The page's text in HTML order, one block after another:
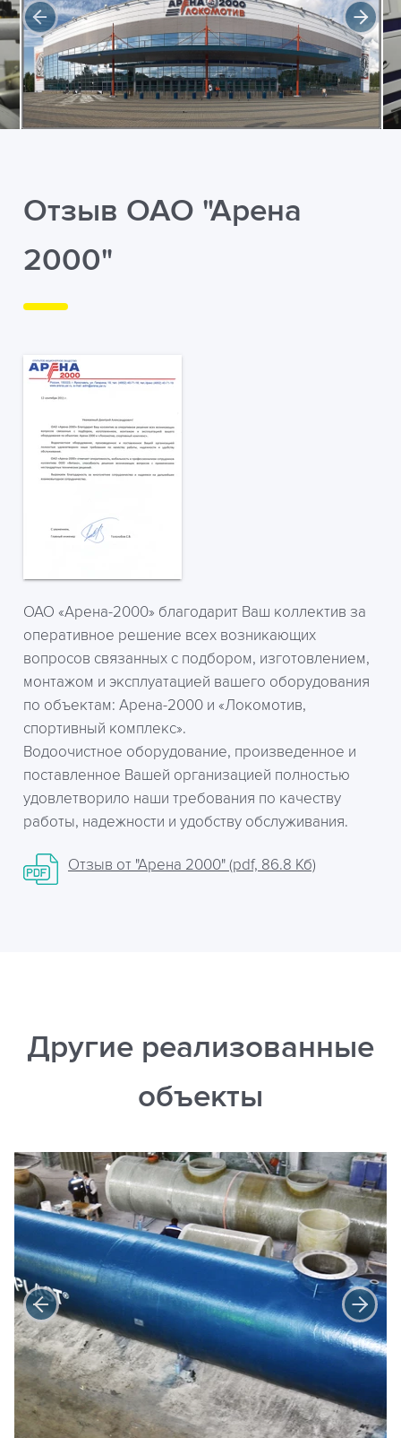
Отзыв ОАО "Арена
2000"
ОАО «Арена-2000» благодарит Ваш коллектив за
оперативное решение всех возникающих
вопросов связанных с подбором, изготовлением,
монтажом и эксплуатацией вашего оборудования
по объектам: Арена-2000 и «Локомотив,
спортивный комплекс».
Водоочистное оборудование, произведенное и
поставленное Вашей организацией полностью
удовлетворило наши требования по качеству
работы, надежности и удобству обслуживания.
Отзыв от "Арена 2000" (pdf, 86.8 Кб)
Другие реализованные
объекты